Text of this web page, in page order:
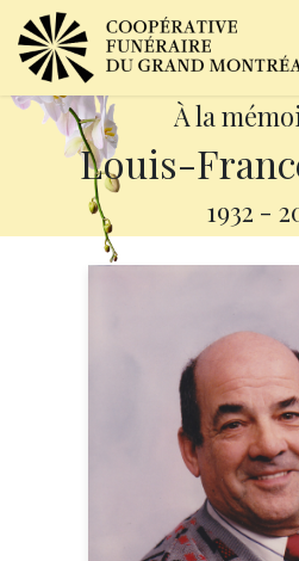
À la
Louis-
1932 -